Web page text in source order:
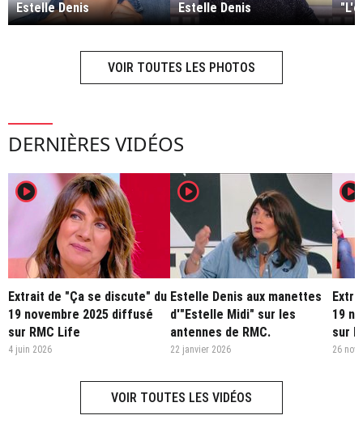
Estelle Denis Estelle Denis
VOIR TOUTES LES PHOTOS
DERNIÈRES VIDÉOS
player2
Extrait de "Ça se discute" du
19 novembre 2025 diffusé
sur RMC Life
4 juin 2026
player2
Estelle Denis aux manettes
d'"Estelle Midi" sur les
antennes de RMC.
22 janvier 2026
player2
19
sur
26
VOIR TOUTES LES VIDÉOS